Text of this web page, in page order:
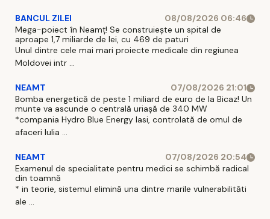
BANCUL ZILEI
08/08/2026 06:46
Mega-poiect în Neamț! Se construiește un spital de
aproape 1,7 miliarde de lei, cu 469 de paturi
Unul dintre cele mai mari proiecte medicale din regiunea
Moldovei intr ...
NEAMT
07/08/2026 21:01
Bomba energetică de peste 1 miliard de euro de la Bicaz! Un
munte va ascunde o centrală uriașă de 340 MW
*compania Hydro Blue Energy Iasi, controlată de omul de
afaceri Iulia ...
NEAMT
07/08/2026 20:54
Examenul de specialitate pentru medici se schimbă radical
din toamnă
* in teorie, sistemul elimină una dintre marile vulnerabilităti
ale ...